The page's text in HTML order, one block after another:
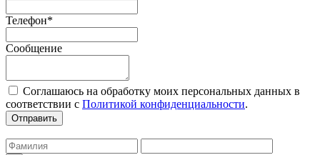
Телефон*
Сообщение
Соглашаюсь на обработку моих персональных данных в
соответствии с Политикой конфиденциальности.
Отправить